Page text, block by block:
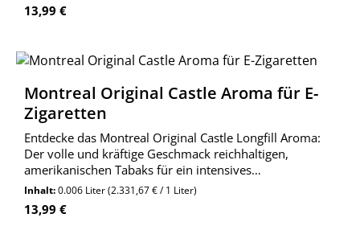
Regulärer Preis:
13,99 €
Montreal Original Castle Aroma für E-
Zigaretten
Entdecke das Montreal Original Castle Longfill Aroma:
Der volle und kräftige Geschmack reichhaltigen,
amerikanischen Tabaks für ein intensives
Dampferlebnis. Jetzt 10ml Aroma in 60ml Flasche
bestellen!
Inhalt:0.006 Liter(2.331,67 € / 1 Liter)
Regulärer Preis:
13,99 €